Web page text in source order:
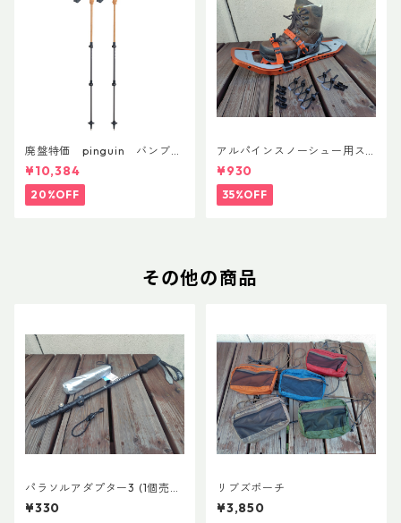
廃盤特価 pinguin バンブー
FLフォーム(ペア)
¥10,384
20%OFF
アルパインスノーシュー用ス
トラップキャッチ(ペア)
¥930
35%OFF
その他の商品
パラソルアダプター3 (1個売
り)
¥330
リブズポーチ
¥3,850